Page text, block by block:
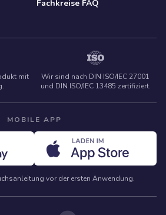
Fachkreise FAQ
mit
Wir sind nach DIN ISO/IEC 27001
und DIN ISO/IEC 13485 zertifiziert.
MOBILE APP
vor der ersten Anwendung.